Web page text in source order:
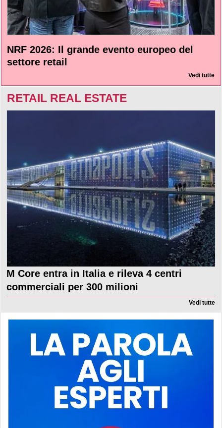
NRF 2026: Il grande evento europeo del
settore retail
Vedi tutte
RETAIL REAL ESTATE
M Core entra in Italia e rileva 4 centri
commerciali per 300 milioni
Vedi tutte